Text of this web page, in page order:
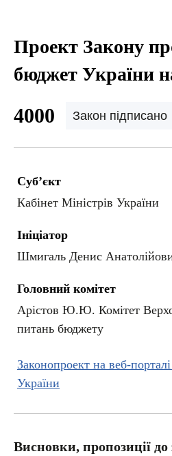
Проект Закону
бюджет України
4000 Закон підписано
Суб’єкт
Кабінет Міністрів України
Ініціатор
Шмигаль Денис
Головний комітет
Арістов Ю.Ю. Комітет
питань бюджету
Законопроект на веб-
України
Висновки, пропозиції